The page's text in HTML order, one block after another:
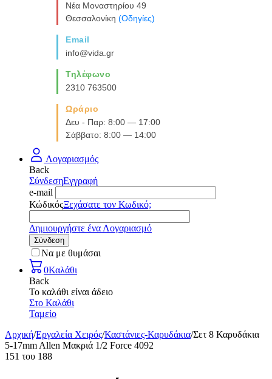
Νέα Μοναστηρίου 49
Θεσσαλονίκη (Οδηγίες)
Email
info@vida.gr
Τηλέφωνο
2310 763500
Ωράριο
Δευ - Παρ: 8:00 — 17:00
Σάββατο: 8:00 — 14:00
Λογαριασμός
Back
ΣύνδεσηΕγγραφή
e-mail
ΚώδικόςΞεχάσατε τον Κωδικό;
Δημιουργήστε ένα Λογαριασμό
Σύνδεση
Να με θυμάσαι
0Καλάθι
Back
Το καλάθι είναι άδειο
Στο Καλάθι
Ταμείο
Αρχική/Εργαλεία Χειρός/Καστάνιες-Καρυδάκια/Σετ 8 Καρυδάκια
5-17mm Allen Μακριά 1/2 Force 4092
151 του 188